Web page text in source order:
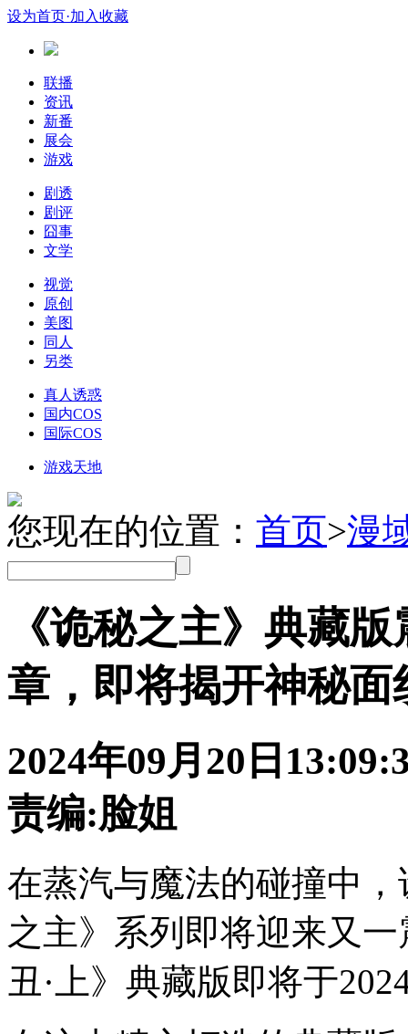
设为首页·加入收藏
联播
资讯
新番
展会
游戏
剧透
剧评
囧事
文学
视觉
原创
美图
同人
另类
真人诱惑
国内COS
国际COS
游戏天地
您现在的位置： 首页>漫
《诡秘之主》典藏
章，即将揭开神秘面
2024年09月20日
责编:脸姐
在蒸汽与魔法的碰撞中
之主》系列即将迎来又
丑·上》典藏版即将于